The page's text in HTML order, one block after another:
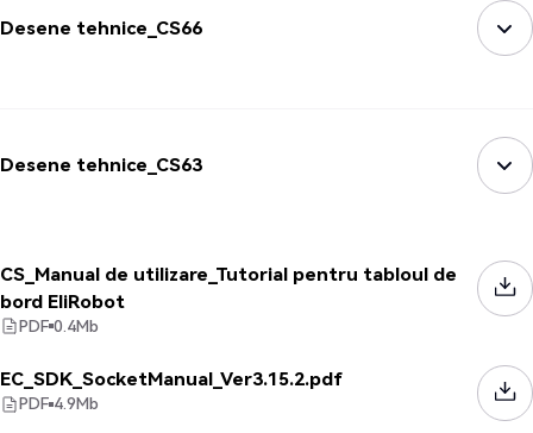
Desene tehnice_CS66
Desene tehnice_CS63
CS_Manual de utilizare_Tutorial pentru tabloul de
bord EliRobot
PDF 0.4Mb
EC_SDK_SocketManual_Ver3.15.2.pdf
PDF 4.9Mb